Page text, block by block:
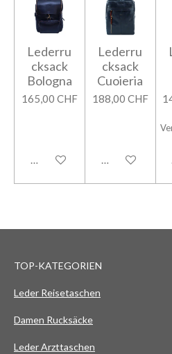
Lederru
cksack
Bologna
165,00 CHF
In den Warenkorb
Lederru
cksack
Cuoieria
188,00 CHF
In den
TOP-KATEGORIEN
Leder Reisetaschen
Damen Rucksäcke
Leder Arzttaschen